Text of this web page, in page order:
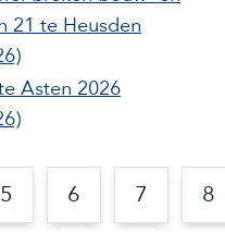
21 te Heusden
Asten 2026
5 6 7 8